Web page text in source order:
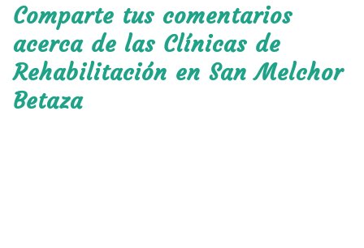
Comparte tus comentarios
acerca de las Clínicas de
Rehabilitación en San Melchor
Betaza